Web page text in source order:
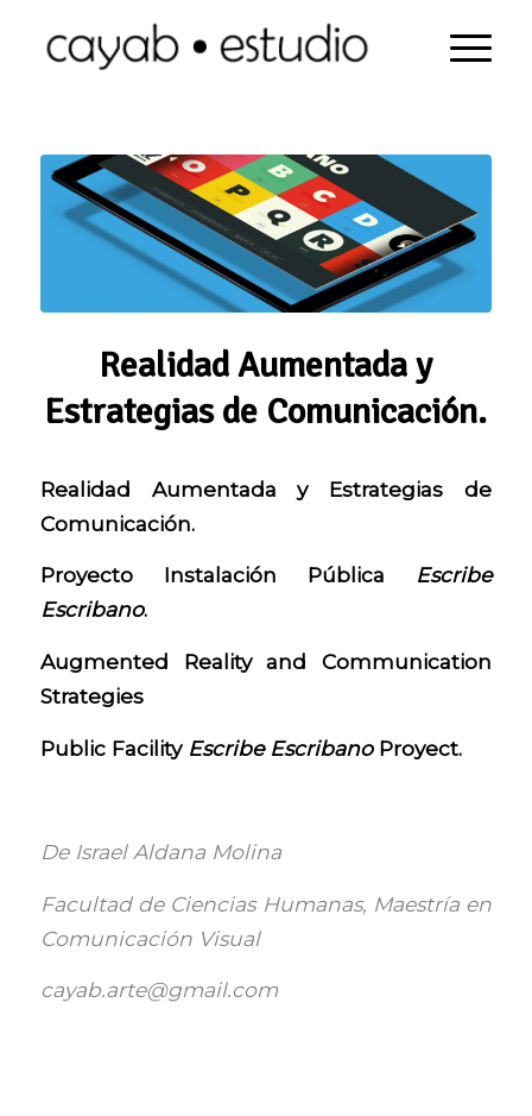
Realidad Aumentada y
Estrategias de Comunicación.
Realidad Aumentada y Estrategias de
Comunicación.
Proyecto Instalación Pública Escribe
Escribano.
Augmented Reality and Communication
Strategies
Public Facility Escribe EscribanoProyect.
De Israel Aldana Molina
Facultad de Ciencias Humanas, Maestría en
Comunicación Visual
cayab.arte@gmail.com